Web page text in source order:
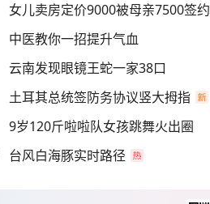
女儿卖房定价9000被母亲7500签约
中医教你一招提升气血
云南发现眼镜王蛇一家38口
土耳其总统签防务协议竖大拇指
9岁120斤啦啦队女孩跳舞火出圈
台风白海豚实时路径